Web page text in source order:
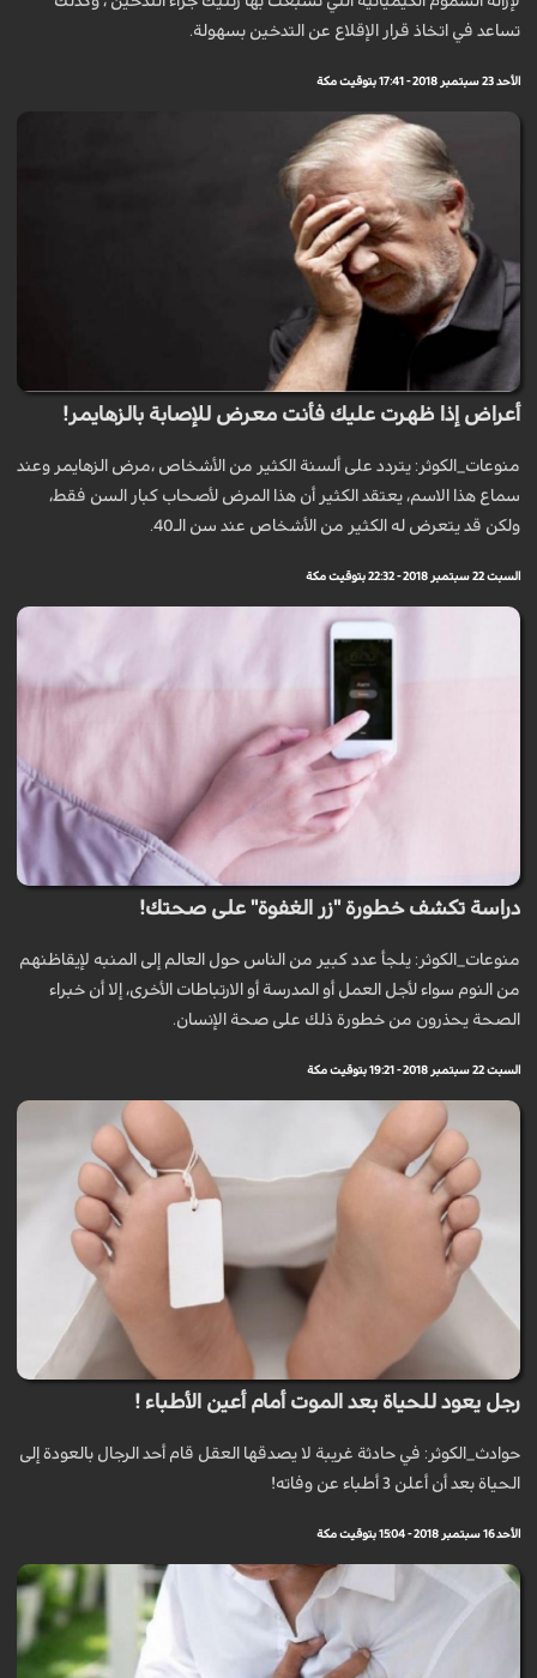
تساعد في اتخاذ قرار الإقلاع عن التدخين بسهولة.
الأحد 23 سبتمبر 2018 - 17:41 بتوقيت مكة
أعراض إذا ظهرت عليك فأنت معرض للإصابة بالزهايمر!
منوعات_الكوثر: يتردد على ألسنة الكثير من الأشخاص ،مرض الزهايمر وعند
سماع هذا الاسم، يعتقد الكثير أن هذا المرض لأصحاب كبار السن فقط،
ولكن قد يتعرض له الكثير من الأشخاص عند سن الـ40.
السبت 22 سبتمبر 2018 - 22:32 بتوقيت مكة
دراسة تكشف خطورة "زر الغفوة" على صحتك!
منوعات_الكوثر: يلجأ عدد كبير من الناس حول العالم إلى المنبه لإيقاظنهم
من النوم سواء لأجل العمل أو المدرسة أو الارتباطات الأخرى، إلا أن خبراء
الصحة يحذرون من خطورة ذلك على صحة الإنسان.
السبت 22 سبتمبر 2018 - 19:21 بتوقيت مكة
رجل يعود للحياة بعد الموت أمام أعين الأطباء !
حوادث_الكوثر: في حادثة غريبة لا يصدقها العقل قام أحد الرجال بالعودة إلى
الحياة بعد أن أعلن 3 أطباء عن وفاته!
الأحد 16 سبتمبر 2018 - 15:04 بتوقيت مكة